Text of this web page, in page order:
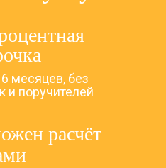
месяцев, без
и поручителей
расчёт